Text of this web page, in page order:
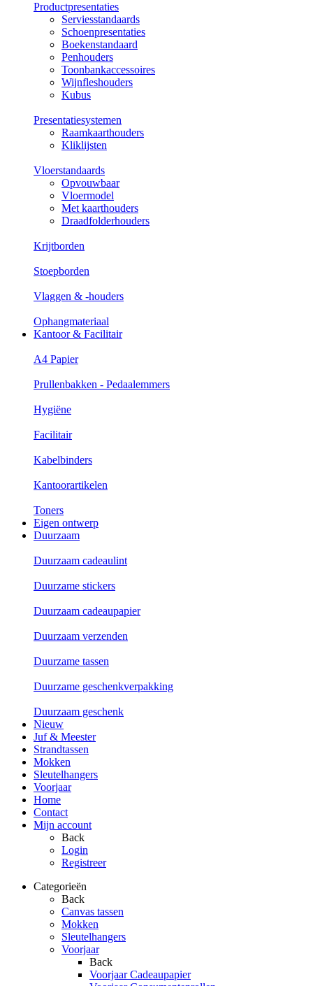
Productpresentaties
Serviesstandaards
Schoenpresentaties
Boekenstandaard
Penhouders
Toonbankaccessoires
Wijnfleshouders
Kubus
Presentatiesystemen
Raamkaarthouders
Kliklijsten
Vloerstandaards
Opvouwbaar
Vloermodel
Met kaarthouders
Draadfolderhouders
Krijtborden
Stoepborden
Vlaggen & -houders
Ophangmateriaal
Kantoor & Facilitair
A4 Papier
Prullenbakken - Pedaalemmers
Hygiëne
Facilitair
Kabelbinders
Kantoorartikelen
Toners
Eigen ontwerp
Duurzaam
Duurzaam cadeaulint
Duurzame stickers
Duurzaam cadeaupapier
Duurzaam verzenden
Duurzame tassen
Duurzame geschenkverpakking
Duurzaam geschenk
Nieuw
Juf & Meester
Strandtassen
Mokken
Sleutelhangers
Voorjaar
Home
Contact
Mijn account
Back
Login
Registreer
Categorieën
Back
Canvas tassen
Mokken
Sleutelhangers
Voorjaar
Back
Voorjaar Cadeaupapier